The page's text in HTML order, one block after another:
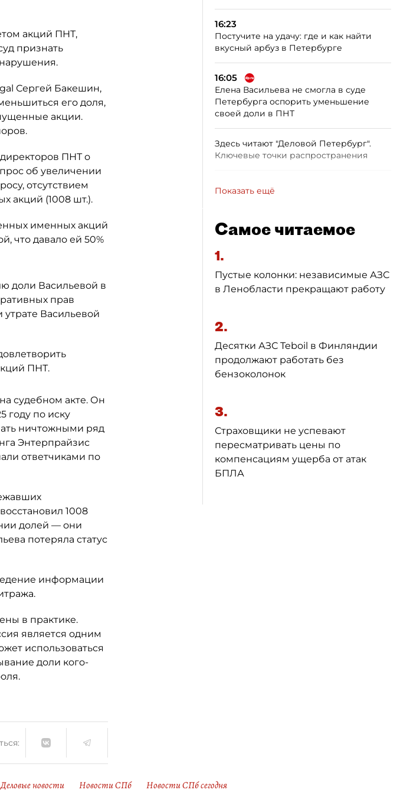
акций ПНТ,
признать
Сергей Бакешин,
его доля,
акции.
ПНТ о
об увеличении
отсутствием
акций (1008 шт.).
именных акций
что давало ей 50%
доли Васильевой в
прав
Васильевой
ПНТ.
судебном акте. Он
году по иску
ничтожными ряд
Энтерпрайзис
ответчиками по
1008
долей — они
потеряла статус
информации
в практике.
является одним
использоваться
доли кого-
16:23
Постучите на удачу: где и как найти
вкусный арбуз в Петербурге
16:05
Елена Васильева не смогла в суде
Петербурга оспорить уменьшение
своей доли в ПНТ
Здесь читают "Деловой Петербург".
Ключевые точки распространения
Показать ещё
Самое читаемое
1.
Пустые колонки: независимые АЗС
в Ленобласти прекращают работу
2.
Десятки АЗС Teboil в Финляндии
продолжают работать без
бензоколонок
3.
Страховщики не успевают
пересматривать цены по
компенсациям ущерба от атак
БПЛА
Деловые новости Новости СПб Новости СПб сегодня